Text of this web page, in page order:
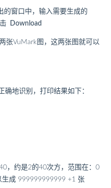
的窗口中，输入需要生成的
Download
张VuMark图，这两张图就可以
确地识别，打印结果如下：
，约是2的40次方，范围在：0
成 999999999999 +1 张